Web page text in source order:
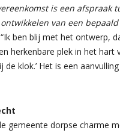
is een afspraak
van een
ben blij met het ontwerp,
herkenbare plek in het hart
de klok.’ Het is een
gemeente dorpse charme